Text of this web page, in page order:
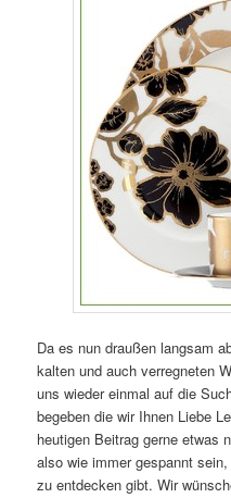
Da es nun draußen langsam
kalten und auch verregneten
uns wieder einmal auf die
begeben die wir Ihnen Liebe
heutigen Beitrag gerne etwas
also wie immer gespannt
zu entdecken gibt. Wir